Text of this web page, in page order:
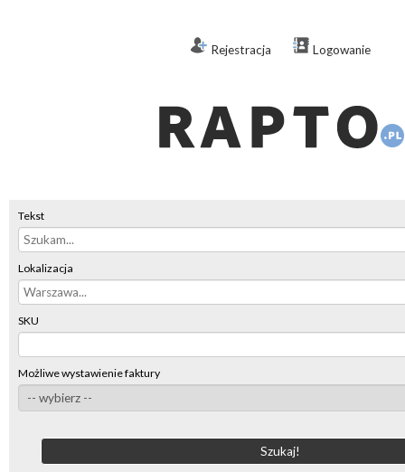
Rejestracja Logowanie
Tekst
Lokalizacja
SKU
Możliwe wystawienie faktury